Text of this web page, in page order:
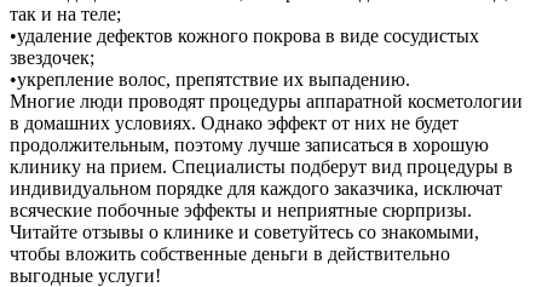
так и на теле;
•удаление дефектов кожного покрова в виде сосудистых
звездочек;
•укрепление волос, препятствие их выпадению.
Многие люди проводят процедуры аппаратной косметологии
в домашних условиях. Однако эффект от них не будет
продолжительным, поэтому лучше записаться в хорошую
клинику на прием. Специалисты подберут вид процедуры в
индивидуальном порядке для каждого заказчика, исключат
всяческие побочные эффекты и неприятные сюрпризы.
Читайте отзывы о клинике и советуйтесь со знакомыми,
чтобы вложить собственные деньги в действительно
выгодные услуги!